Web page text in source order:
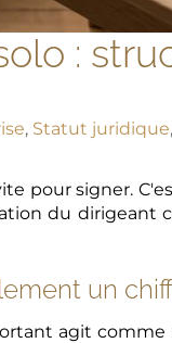
:
, Statut juridique,
pour signer.
du dirigeant
un
agit